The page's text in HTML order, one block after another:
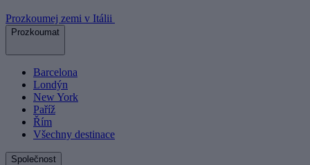
Prozkoumej zemi v Itálii
Prozkoumat
Barcelona
Londýn
New York
Paříž
Řím
Všechny destinace
Společnost